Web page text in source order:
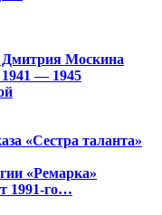
Дмитрия Москина
— 1945
«Сестра таланта»
«Ремарка»
1991-го…